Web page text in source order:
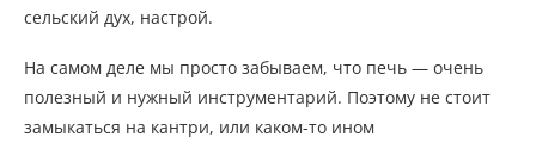
сельский дух, настрой.
На самом деле мы просто забываем, что печь — очень
полезный и нужный инструментарий. Поэтому не стоит
замыкаться на кантри, или каком-то ином